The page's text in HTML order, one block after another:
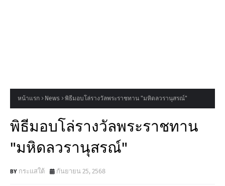
หน้าแรก News พิธีมอบโล่รางวัลพระราชทาน "มหิดลวรานุสรณ์"
พิธีมอบโล่รางวัลพระราชทาน
"มหิดลวรานุสรณ์"
กระแสใต้ กันยายน 25, 2568